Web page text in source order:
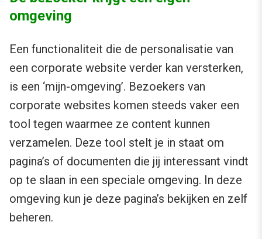
omgeving
Een functionaliteit die de personalisatie van
een corporate website verder kan versterken,
is een ‘mijn-omgeving’. Bezoekers van
corporate websites komen steeds vaker een
tool tegen waarmee ze content kunnen
verzamelen. Deze tool stelt je in staat om
pagina’s of documenten die jij interessant vindt
op te slaan in een speciale omgeving. In deze
omgeving kun je deze pagina’s bekijken en zelf
beheren.